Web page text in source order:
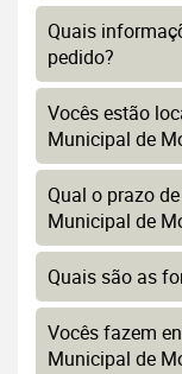
Quais
pedido?
Vocês estão
Municipal de
Qual o prazo
Municipal de
Quais são as
Vocês fazem
Municipal de